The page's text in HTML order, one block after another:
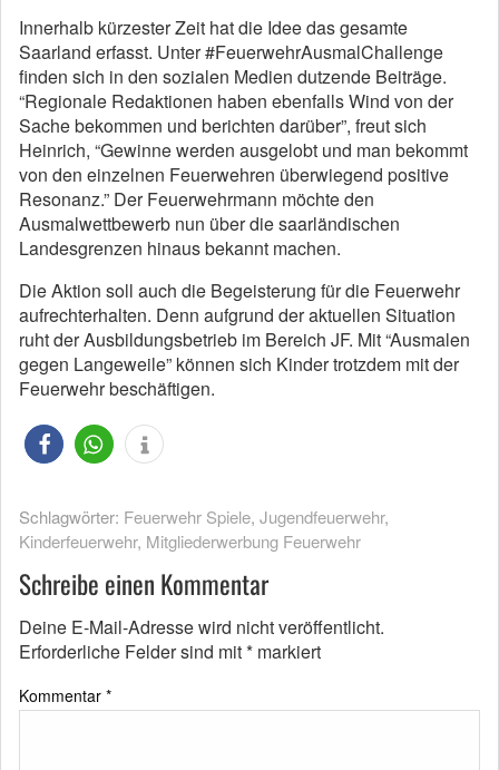
Innerhalb kürzester Zeit hat die Idee das gesamte
Saarland erfasst. Unter #FeuerwehrAusmalChallenge
finden sich in den sozialen Medien dutzende Beiträge.
“Regionale Redaktionen haben ebenfalls Wind von der
Sache bekommen und berichten darüber”, freut sich
Heinrich, “Gewinne werden ausgelobt und man bekommt
von den einzelnen Feuerwehren überwiegend positive
Resonanz.” Der Feuerwehrmann möchte den
Ausmalwettbewerb nun über die saarländischen
Landesgrenzen hinaus bekannt machen.
Die Aktion soll auch die Begeisterung für die Feuerwehr
aufrechterhalten. Denn aufgrund der aktuellen Situation
ruht der Ausbildungsbetrieb im Bereich JF. Mit “Ausmalen
gegen Langeweile” können sich Kinder trotzdem mit der
Feuerwehr beschäftigen.
Schlagwörter: Feuerwehr Spiele, Jugendfeuerwehr,
Kinderfeuerwehr, Mitgliederwerbung Feuerwehr
Schreibe einen Kommentar
Deine E-Mail-Adresse wird nicht veröffentlicht.
Erforderliche Felder sind mit* markiert
Kommentar *